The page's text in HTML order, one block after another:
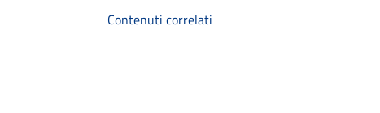
Contenuti correlati